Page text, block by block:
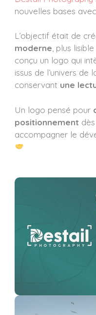
nouvelles bases avec
L’objectif était de
moderne , plus
conçu un logo qui
issus de l’univers
conservant une
Un logo pensé pour
positionnement
accompagner le